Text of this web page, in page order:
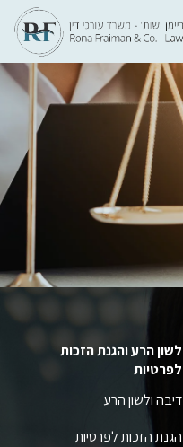
לשון הרע והגנת הזכות
לפרטיות
דיבה ולשון הרע
הגנת הזכות לפרטיות